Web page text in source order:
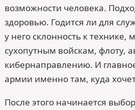
возможности человека.
здоровью. Годится ли для
у него склонность к технике,
сухопутным войскам, флоту,
кибернаправлению. И
армии именно там, куда
После этого начинается